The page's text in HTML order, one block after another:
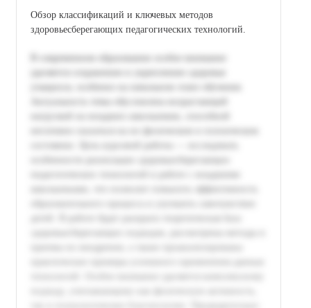
Обзор классификаций и ключевых методов
здоровьесберегающих педагогических технологий.